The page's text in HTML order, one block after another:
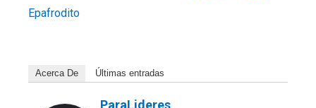
Epafrodito
Acerca De Últimas entradas
ParaLideres